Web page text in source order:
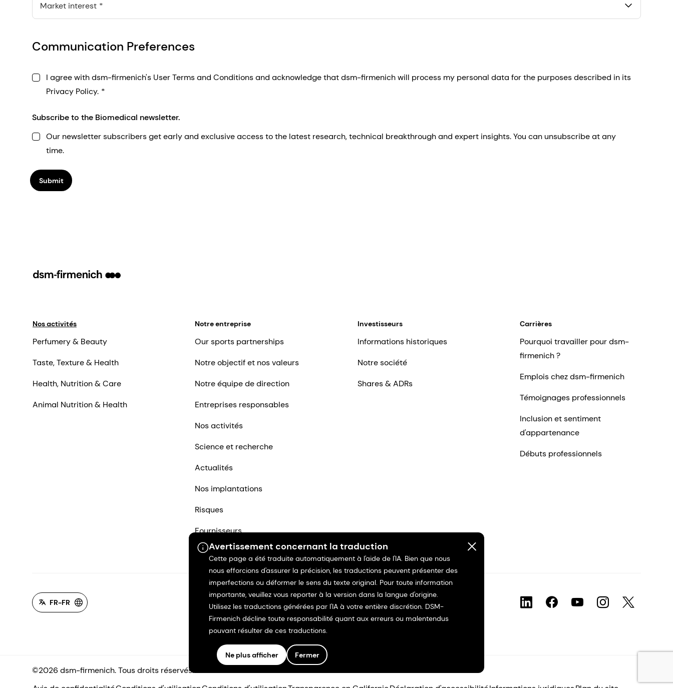
ANTHROPIC PBC ASIA PACIFIC PTE. LTD.
Market interest
Communication Preferences
I agree with dsm-firmenich's User Terms and Conditions and acknowledge that dsm-firmenich will process my personal data for the purposes described in its
Privacy Policy.
Subscribe to the Biomedical newsletter.
Our newsletter subscribers get early and exclusive access to the latest research, technical breakthrough and expert insights. You can unsubscribe at any
time.
Submit
Avertissement concernant la traduction
Cette page a été traduite automatiquement à l'aide de l'IA. Bien que nous
nous efforcions d'assurer la précision, les traductions peuvent présenter des
imperfections ou déformer le sens du texte original. Pour toute information
importante, veuillez vous reporter à la version dans la langue d'origine.
Utilisez les traductions générées par l'IA à votre entière discrétion. DSM-
Firmenich décline toute responsabilité quant aux erreurs ou malentendus
pouvant résulter de ces traductions.
Ne plus afficher Fermer
Nos activités
Perfumery & Beauty
Taste, Texture & Health
Health, Nutrition & Care
Animal Nutrition & Health
Notre entreprise
Our sports partnerships
Notre objectif et nos valeurs
Notre équipe de direction
Entreprises responsables
Nos activités
Science et recherche
Actualités
Nos implantations
Risques
Fournisseurs
Nous contacter
Investisseurs
Informations historiques
Notre société
Shares & ADRs
Carrières
Pourquoi travailler pour dsm-
firmenich ?
Emplois chez dsm-firmenich
Témoignages professionnels
Inclusion et sentiment
d'appartenance
Débuts professionnels
FR-FR
©2026 dsm-firmenich. Tous droits réservés.